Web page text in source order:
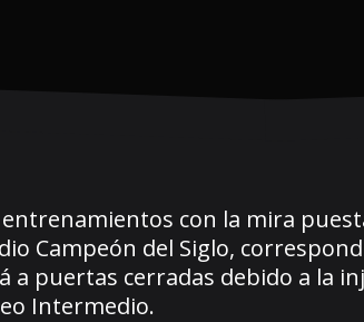
con la mira
Campeón del Siglo,
a puertas cerradas debido a la
Intermedio.